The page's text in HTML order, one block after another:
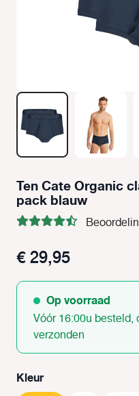
Ten Cate Organic
pack blauw
€ 29,95
Op voorraad
Vóór 16:00u
verzonden
Selecteer
Kleur